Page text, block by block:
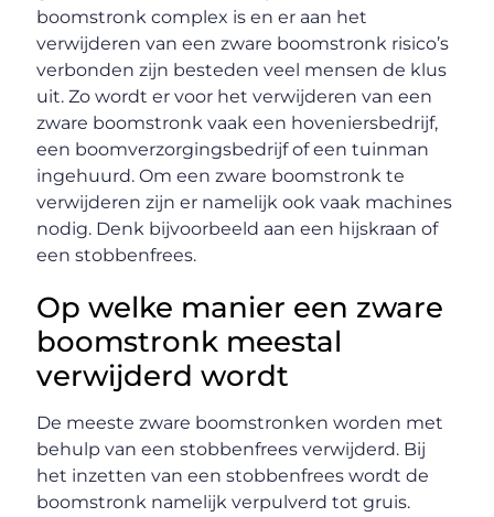
boomstronk complex is en er aan het
verwijderen van een zware boomstronk risico’s
verbonden zijn besteden veel mensen de klus
uit. Zo wordt er voor het verwijderen van een
zware boomstronk vaak een hoveniersbedrijf,
een boomverzorgingsbedrijf of een tuinman
ingehuurd. Om een zware boomstronk te
verwijderen zijn er namelijk ook vaak machines
nodig. Denk bijvoorbeeld aan een hijskraan of
een stobbenfrees.
Op welke manier een zware
boomstronk meestal
verwijderd wordt
De meeste zware boomstronken worden met
behulp van een stobbenfrees verwijderd. Bij
het inzetten van een stobbenfrees wordt de
boomstronk namelijk verpulverd tot gruis.